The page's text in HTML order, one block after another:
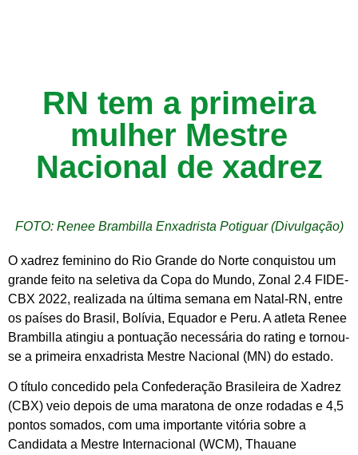
RN tem a primeira
mulher Mestre
Nacional de xadrez
FOTO: Renee Brambilla Enxadrista Potiguar (Divulgação)
O xadrez feminino do Rio Grande do Norte conquistou um
grande feito na seletiva da Copa do Mundo, Zonal 2.4 FIDE-
CBX 2022, realizada na última semana em Natal-RN, entre
os países do Brasil, Bolívia, Equador e Peru. A atleta Renee
Brambilla atingiu a pontuação necessária do rating e tornou-
se a primeira enxadrista Mestre Nacional (MN) do estado.
O título concedido pela Confederação Brasileira de Xadrez
(CBX) veio depois de uma maratona de onze rodadas e 4,5
pontos somados, com uma importante vitória sobre a
Candidata a Mestre Internacional (WCM), Thauane